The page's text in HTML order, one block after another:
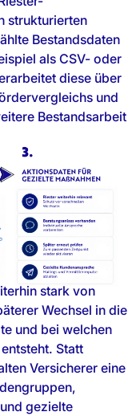
strukturierten
Bestandsdaten
als CSV- oder
diese über
und
Bestandsarbeit
stark von
Wechsel in die
und bei welchen
Statt
Versicherer eine
gezielte